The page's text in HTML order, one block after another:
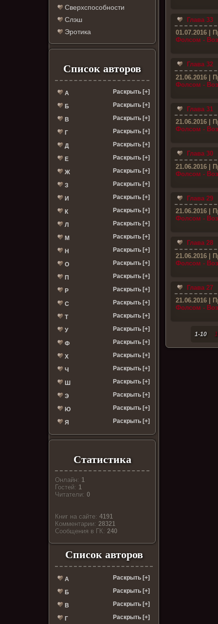
Сверхспособности
Слэш
Эротика
Список авторов
А Раскрыть [+]
Б Раскрыть [+]
В Раскрыть [+]
Г Раскрыть [+]
Д Раскрыть [+]
Е Раскрыть [+]
Ж Раскрыть [+]
З Раскрыть [+]
И Раскрыть [+]
К Раскрыть [+]
Л Раскрыть [+]
М Раскрыть [+]
Н Раскрыть [+]
О Раскрыть [+]
П Раскрыть [+]
Р Раскрыть [+]
С Раскрыть [+]
Т Раскрыть [+]
У Раскрыть [+]
Ф Раскрыть [+]
Х Раскрыть [+]
Ч Раскрыть [+]
Ш Раскрыть [+]
Э Раскрыть [+]
Ю Раскрыть [+]
Я Раскрыть [+]
Статистика
Онлайн: 1
Гостей: 1
Читатели:0
Книг на сайте:4191
Комментарии:28321
Cообщения в ГК:240
Список авторов
А Раскрыть [+]
Б Раскрыть [+]
В Раскрыть [+]
Г Раскрыть [+]
Глава 33
01.07.2016 |
Фолсом -
Глава 32
21.06.2016 |
Фолсом -
Глава 31
21.06.2016 |
Фолсом -
Глава 30
21.06.2016 |
Фолсом -
Глава 29
21.06.2016 |
Фолсом -
Глава 28
21.06.2016 |
Фолсом -
Глава 27
21.06.2016 |
Фолсом -
1-10